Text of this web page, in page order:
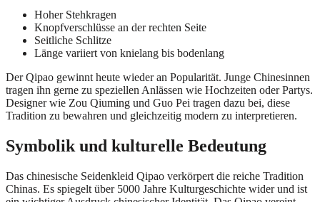
Hoher Stehkragen
Knopfverschlüsse an der rechten Seite
Seitliche Schlitze
Länge variiert von knielang bis bodenlang
Der Qipao gewinnt heute wieder an Popularität. Junge Chinesinnen
tragen ihn gerne zu speziellen Anlässen wie Hochzeiten oder Partys.
Designer wie Zou Qiuming und Guo Pei tragen dazu bei, diese
Tradition zu bewahren und gleichzeitig modern zu interpretieren.
Symbolik und kulturelle Bedeutung
Das chinesische Seidenkleid Qipao verkörpert die reiche Tradition
Chinas. Es spiegelt über 5000 Jahre Kulturgeschichte wider und ist